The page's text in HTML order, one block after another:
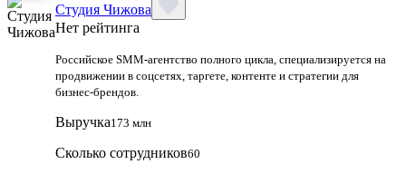
Студия Чижова
Нет рейтинга
Российское SMM-агентство полного цикла, специализируется на
продвижении в соцсетях, таргете, контенте и стратегии для
бизнес-брендов.
Выручка173 млн
Сколько сотрудников60